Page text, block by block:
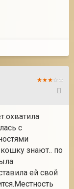
с
знают.. по
ей свой